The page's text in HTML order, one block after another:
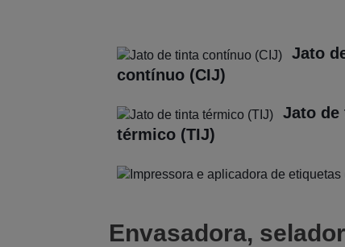
Jato
contínuo (CIJ)
Jato de
térmico (TIJ)
Envasadora,